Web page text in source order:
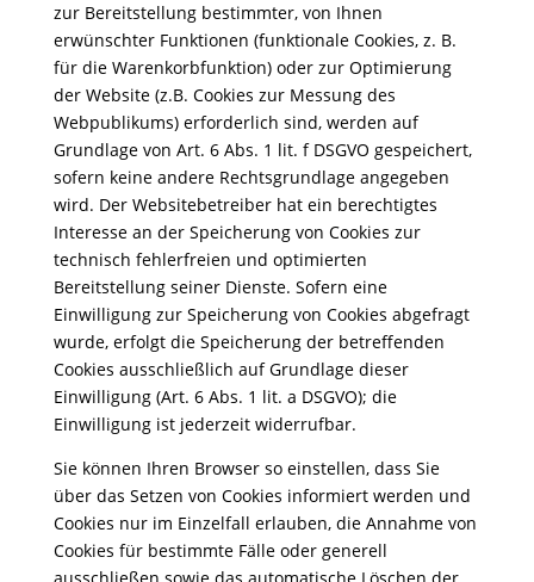
zur Bereitstellung bestimmter, von Ihnen
erwünschter Funktionen (funktionale Cookies, z. B.
für die Warenkorbfunktion) oder zur Optimierung
der Website (z.B. Cookies zur Messung des
Webpublikums) erforderlich sind, werden auf
Grundlage von Art. 6 Abs. 1 lit. f DSGVO gespeichert,
sofern keine andere Rechtsgrundlage angegeben
wird. Der Websitebetreiber hat ein berechtigtes
Interesse an der Speicherung von Cookies zur
technisch fehlerfreien und optimierten
Bereitstellung seiner Dienste. Sofern eine
Einwilligung zur Speicherung von Cookies abgefragt
wurde, erfolgt die Speicherung der betreffenden
Cookies ausschließlich auf Grundlage dieser
Einwilligung (Art. 6 Abs. 1 lit. a DSGVO); die
Einwilligung ist jederzeit widerrufbar.
Sie können Ihren Browser so einstellen, dass Sie
über das Setzen von Cookies informiert werden und
Cookies nur im Einzelfall erlauben, die Annahme von
Cookies für bestimmte Fälle oder generell